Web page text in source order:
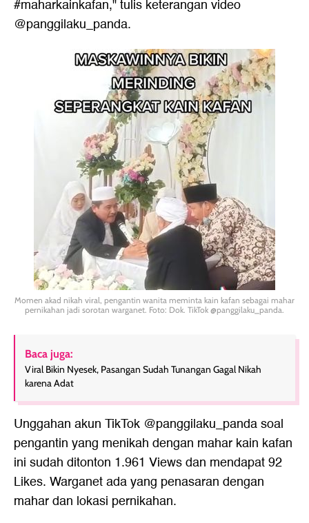
#maharkainkafan," tulis keterangan video
@panggilaku_panda.
Momen akad nikah viral, pengantin wanita meminta kain kafan sebagai mahar
pernikahan jadi sorotan warganet. Foto: Dok. TikTok @panggilaku_panda.
Baca juga:
Viral Bikin Nyesek, Pasangan Sudah Tunangan Gagal Nikah
karena Adat
Unggahan akun TikTok @panggilaku_panda soal
pengantin yang menikah dengan mahar kain kafan
ini sudah ditonton 1.961 Views dan mendapat 92
Likes. Warganet ada yang penasaran dengan
mahar dan lokasi pernikahan.